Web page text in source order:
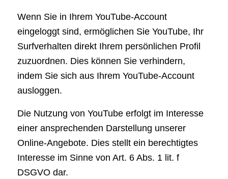
Wenn Sie in Ihrem YouTube-Account
eingeloggt sind, ermöglichen Sie YouTube, Ihr
Surfverhalten direkt Ihrem persönlichen Profil
zuzuordnen. Dies können Sie verhindern,
indem Sie sich aus Ihrem YouTube-Account
ausloggen.
Die Nutzung von YouTube erfolgt im Interesse
einer ansprechenden Darstellung unserer
Online-Angebote. Dies stellt ein berechtigtes
Interesse im Sinne von Art. 6 Abs. 1 lit. f
DSGVO dar.